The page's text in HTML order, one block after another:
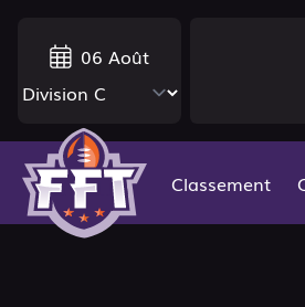
06 Août
Classement